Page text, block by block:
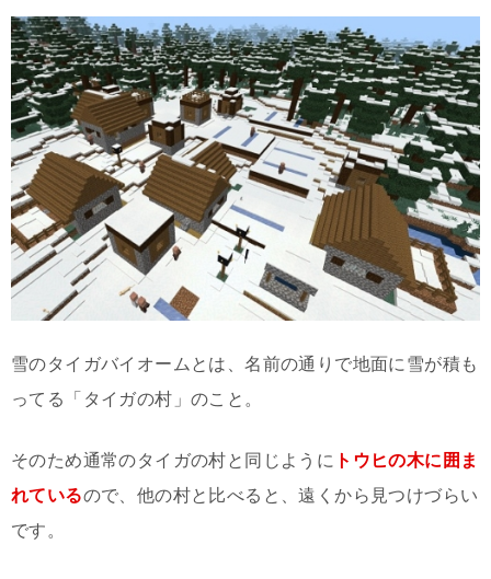
雪のタイガバイオームとは、名前の通りで地面に雪が積も
ってる「タイガの村」のこと。
そのため通常のタイガの村と同じように トウヒの木に囲ま
れているので、他の村と比べると、遠くから見つけづらい
です。